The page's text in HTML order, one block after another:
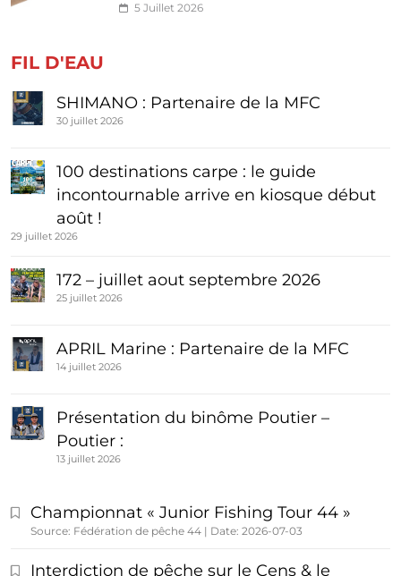
5 Juillet 2026
FIL D'EAU
SHIMANO : Partenaire de la MFC
30 juillet 2026
100 destinations carpe : le guide
incontournable arrive en kiosque début
août !
29 juillet 2026
172 – juillet aout septembre 2026
25 juillet 2026
APRIL Marine : Partenaire de la MFC
14 juillet 2026
Présentation du binôme Poutier –
Poutier :
13 juillet 2026
Championnat « Junior Fishing Tour 44 »
Source: Fédération de pêche 44 Date: 2026-07-03
Interdiction de pêche sur le Cens & le